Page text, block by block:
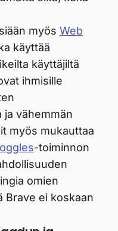
myös Web
käyttää
käyttäjiltä
ihmisille
ja vähemmän
myös mukauttaa
-toiminnon
omien
Brave ei koskaan